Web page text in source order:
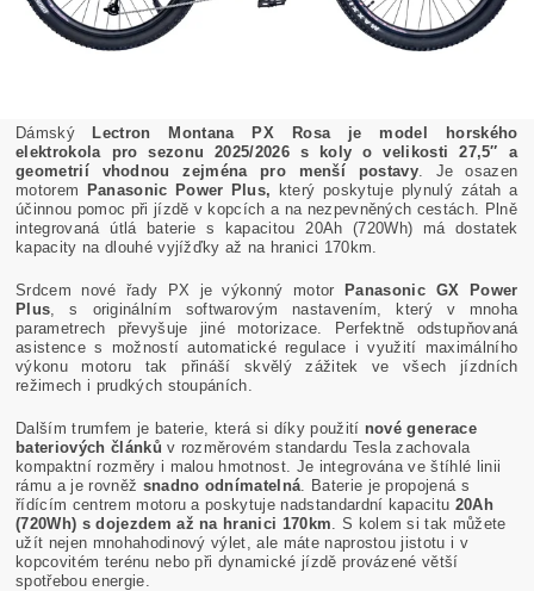
Dámský Lectron Montana PX Rosa je model horského
elektrokola pro sezonu 2025/2026 s koly o velikosti 27,5″ a
geometrií vhodnou zejména pro menší postavy. Je osazen
motorem Panasonic Power Plus, který poskytuje plynulý zátah a
účinnou pomoc při jízdě v kopcích a na nezpevněných cestách. Plně
integrovaná útlá baterie s kapacitou 20Ah (720Wh) má dostatek
kapacity na dlouhé vyjížďky až na hranici 170km.
Srdcem nové řady PX je výkonný motor
Panasonic GX Power
Plus , s originálním softwarovým nastavením, který v mnoha
parametrech převyšuje jiné motorizace. Perfektně odstupňovaná
asistence s možností automatické regulace i využití maximálního
výkonu motoru tak přináší skvělý zážitek ve všech jízdních
režimech i prudkých stoupáních.
Dalším trumfem je baterie, která si díky použití nové generace
bateriových článků v rozměrovém standardu Tesla zachovala
kompaktní rozměry i malou hmotnost. Je integrována ve štíhlé linii
rámu a je rovněž snadno odnímatelná . Baterie je propojená s
řídícím centrem motoru a poskytuje nadstandardní kapacitu 20Ah
(720Wh) s dojezdem až na hranici 170km . S kolem si tak můžete
užít nejen mnohahodinový výlet, ale máte naprostou jistotu i v
kopcovitém terénu nebo při dynamické jízdě provázené větší
spotřebou energie.